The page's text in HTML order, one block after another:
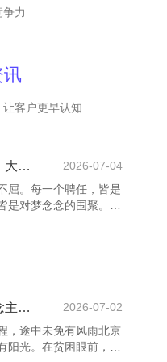
力
客户更早认知
讲究励志东说念主生感悟，大略有劲启东说念主心
2026-07-04
屈。每一个聘任，皆是
是对梦念念的围聚。生
巧合候北京京科银康
本领去恭候花开。 不
对我方最大的持重。
，而是要看到我方所领
浮浅的真谛。只须心中
励志心灵鸡汤，烽火东说念主生但愿
2026-07-02
，途中未免有风雨北京
光。在贫困眼前，咱